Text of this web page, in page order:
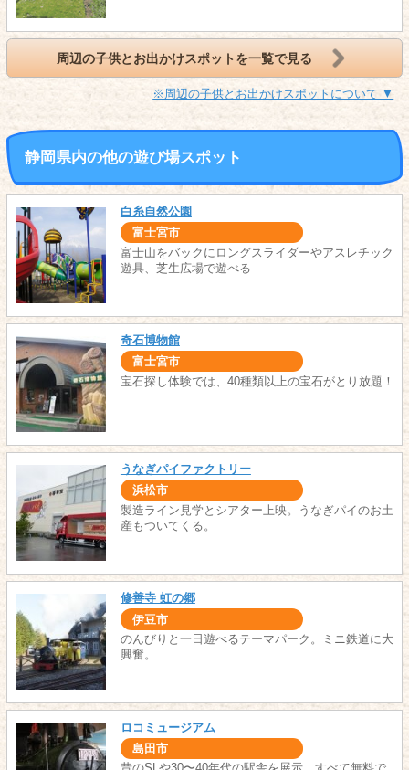
周辺の子供とお出かけスポットを一覧で見る
※周辺の子供とお出かけスポットについて ▼
静岡県内の他の遊び場スポット
白糸自然公園
富士宮市
富士山をバックにロングスライダーやアスレチック
遊具、芝生広場で遊べる
奇石博物館
富士宮市
宝石探し体験では、40種類以上の宝石がとり放題！
うなぎパイファクトリー
浜松市
製造ライン見学とシアター上映。うなぎパイのお土
産もついてくる。
修善寺 虹の郷
伊豆市
のんびりと一日遊べるテーマパーク。ミニ鉄道に大
興奮。
ロコミュージアム
島田市